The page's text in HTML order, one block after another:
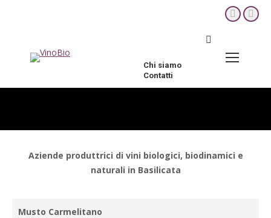
YouTube
in
window
Cerca:
Chi siamo
Contatti
Aziende produttrici di vini biologici, biodinamici e
naturali in Basilicata
Musto Carmelitano